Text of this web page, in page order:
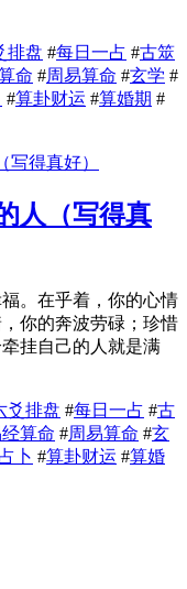
排盘 #每日一占 #古筮
命 #周易算命 #玄学 #
#算卦财运 #算婚期 #
人（写得真
。在乎着，你的心情
你的奔波劳碌；珍惜
挂自己的人就是满
爻排盘 #每日一占 #古
算命 #周易算命 #玄
占卜 #算卦财运 #算婚